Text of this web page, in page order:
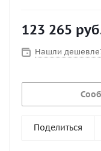
123 265
Нашли
Поделиться